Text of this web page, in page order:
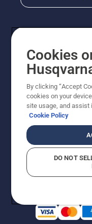
© Husqvarna AB
er veiledende
Rapportering av
Cookies
By clicking “Accept
cookies on your
site usage, and
Cookie Policy
DO NOT